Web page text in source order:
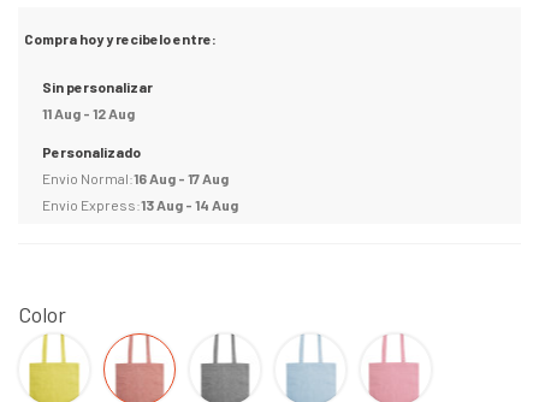
Compra hoy y recibelo entre:
Sin personalizar
11 Aug - 12 Aug
Personalizado
Envio Normal:16 Aug - 17 Aug
Envio Express:13 Aug - 14 Aug
Color
Amarillo
Rojo Negro
Azul
ROSA